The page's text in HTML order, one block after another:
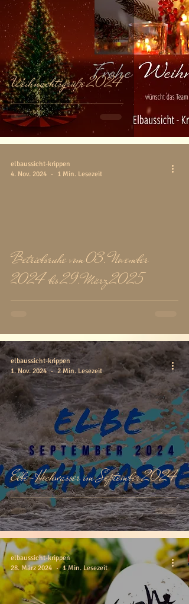
Weihnachtsgrüße 2024
Betriebsruhe vom 03. November
2024 bis 29. März 2025
elbaussicht-krippen
4. Nov. 2024
1 Min. Lesezeit
Elbe-Hochwasser im September 2024
elbaussicht-krippen
1. Nov. 2024
2 Min. Lesezeit
elbaussicht-krippen
28. März 2024
1 Min. Lesezeit